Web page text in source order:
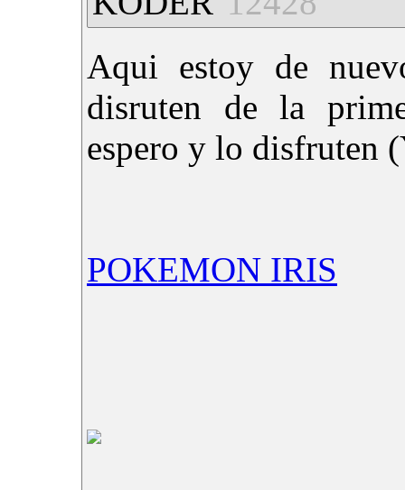
Aqui estoy de
disruten de la
espero y lo disfruten
POKEMON IRIS